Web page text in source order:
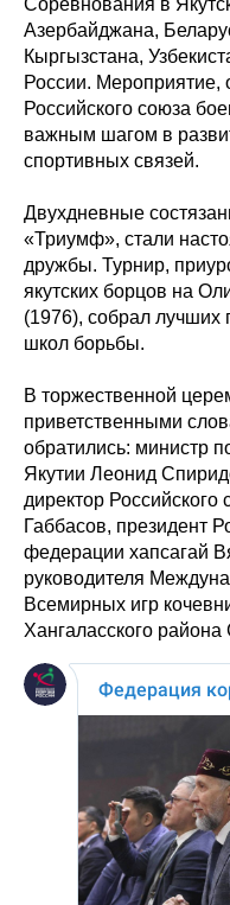
Соревнования в
Азербайджана,
Кыргызстана,
России. Мероприятие,
Российского союза
важным шагом в
спортивных связей.
Двухдневные
«Триумф», стали
дружбы. Турнир,
якутских борцов на
(1976), собрал лучших
школ борьбы.
В торжественной
приветственными
обратились: министр
Якутии Леонид
директор
Габбасов, президент
федерации хапсагай
руководителя
Всемирных игр
Хангаласского